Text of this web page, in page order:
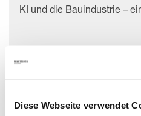
Diese Webseite verwendet
KI und die Bauindustrie –
KI-basierte Technologien und
einige der kritischen
Mehr lesen